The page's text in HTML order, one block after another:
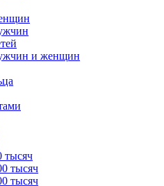
и женщин
тысяч
тысяч
тысяч